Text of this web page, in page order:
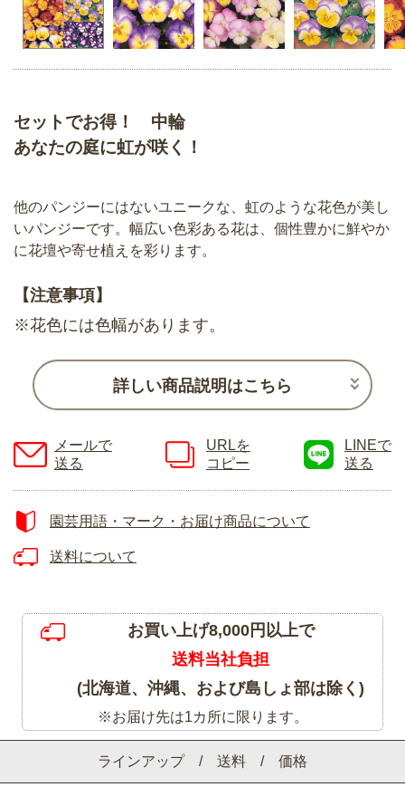
セットでお得！ 中輪
あなたの庭に虹が咲く！
ラインアップ / 送料 / 価格
他のパンジーにはないユニークな、虹のような花色が美し
いパンジーです。幅広い色彩ある花は、個性豊かに鮮やか
に花壇や寄せ植えを彩ります。
【注意事項】
※花色には色幅があります。
詳しい商品説明はこちら
メールで
送る
URLを
コピー
LINEで
送る
園芸用語・マーク・お届け商品について
送料について
お買い上げ8,000円以上で
送料当社負担
(北海道、沖縄、および島しょ部は除く)
※お届け先は1カ所に限ります。